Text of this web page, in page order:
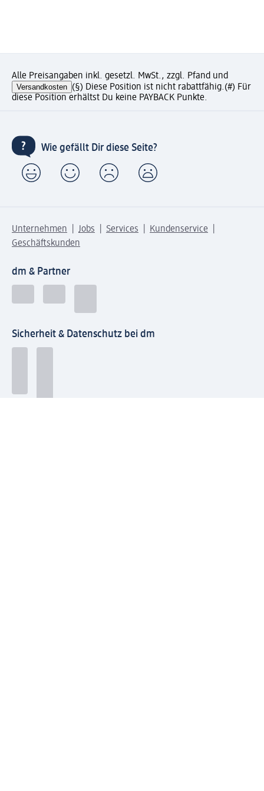
Alle Preisangaben inkl. gesetzl. MwSt., zzgl. Pfand und
Versandkosten (§) Diese Position ist nicht rabattfähig.(#) Für
diese Position erhältst Du keine PAYBACK Punkte.
Wie gefällt Dir diese Seite?
Unternehmen Jobs Services
Kundenservice
Geschäftskunden
dm & Partner
Sicherheit & Datenschutz bei dm